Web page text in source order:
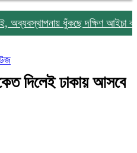
ধুঁকছে দক্ষিণ আইচা বাজার
দিলেই ঢাকায় আসবে